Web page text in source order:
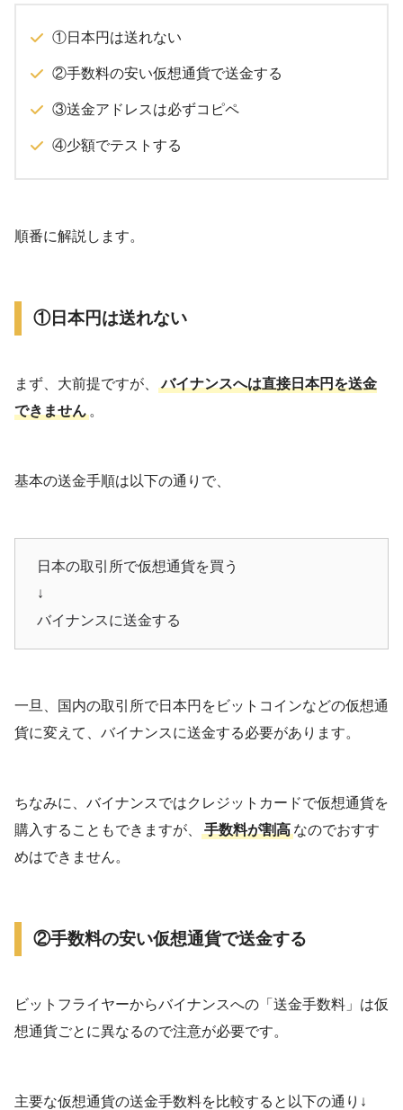
①日本円は送れない
②手数料の安い仮想通貨で送金する
③送金アドレスは必ずコピペ
④少額でテストする
順番に解説します。
①日本円は送れない
まず、大前提ですが、
バイナンスへは直接日本円を送金
できません 。
基本の送金手順は以下の通りで、
日本の取引所で仮想通貨を買う
↓
バイナンスに送金する
一旦、国内の取引所で日本円をビットコインなどの仮想通
貨に変えて、バイナンスに送金する必要があります。
ちなみに、バイナンスではクレジットカードで仮想通貨を
購入することもできますが、
手数料が割高 なのでおすす
めはできません。
②手数料の安い仮想通貨で送金する
ビットフライヤーからバイナンスへの「送金手数料」は仮
想通貨ごとに異なるので注意が必要です。
主要な仮想通貨の送金手数料を比較すると以下の通り↓